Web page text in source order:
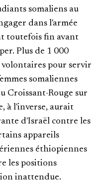
somaliens au
dans l'armée
toutefois fin avant
Plus de 1 000
volontaires pour servir
somaliennes
Croissant-Rouge sur
à l'inverse, aurait
d'Israël contre les
appareils
éthiopiennes
les positions
inattendue.